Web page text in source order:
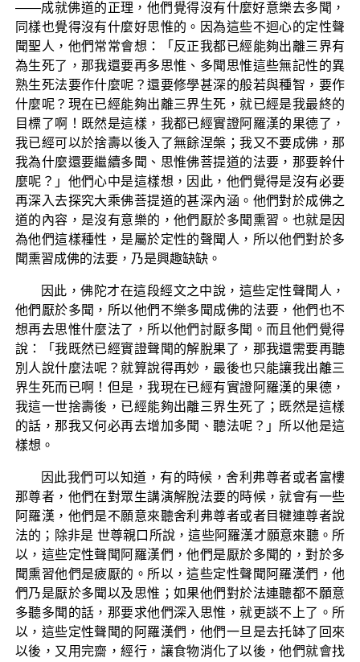
——成就佛道的正理，他們覺得沒有什麼好意樂去多聞，
同樣也覺得沒有什麼好思惟的。因為這些不迴心的定性聲
聞聖人，他們常常會想：「反正我都已經能夠出離三界有
為生死了，那我還要再多思惟、多聞思惟這些無記性的異
熟生死法要作什麼呢？還要修學甚深的般若與種智，要作
什麼呢？現在已經能夠出離三界生死，就已經是我最終的
目標了啊！既然是這樣，我都已經實證阿羅漢的果德了，
我已經可以於捨壽以後入了無餘涅槃；我又不要成佛，那
我為什麼還要繼續多聞、思惟佛菩提道的法要，那要幹什
麼呢？」他們心中是這樣想，因此，他們覺得是沒有必要
再深入去探究大乘佛菩提道的甚深內涵。他們對於成佛之
道的內容，是沒有意樂的，他們厭於多聞熏習。也就是因
為他們這樣種性，是屬於定性的聲聞人，所以他們對於多
聞熏習成佛的法要，乃是興趣缺缺。
因此，佛陀才在這段經文之中說，這些定性聲聞人，
他們厭於多聞，所以他們不樂多聞成佛的法要，他們也不
想再去思惟什麼法了，所以他們討厭多聞。而且他們覺得
說：「我既然已經實證聲聞的解脫果了，那我還需要再聽
別人說什麼法呢？就算說得再妙，最後也只能讓我出離三
界生死而已啊！但是，我現在已經有實證阿羅漢的果德，
我這一世捨壽後，已經能夠出離三界生死了；既然是這樣
的話，那我又何必再去增加多聞、聽法呢？」所以他是這
樣想。
因此我們可以知道，有的時候，舍利弗尊者或者富樓
那尊者，他們在對眾生講演解脫法要的時候，就會有一些
阿羅漢，他們是不願意來聽舍利弗尊者或者目犍連尊者說
法的；除非是 世尊親口所說，這些阿羅漢才願意來聽。所
以，這些定性聲聞阿羅漢們，他們是厭於多聞的，對於多
聞熏習他們是疲厭的。所以，這些定性聲聞阿羅漢們，他
們乃是厭於多聞以及思惟；如果他們對於法連聽都不願意
多聽多聞的話，那要求他們深入思惟，就更談不上了。所
以，這些定性聲聞的阿羅漢們，他們一旦是去托缽了回來
以後，又用完齋，經行，讓食物消化了以後，他們就會找